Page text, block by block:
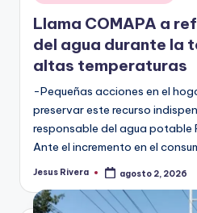
en
Llama COMAPA a
del agua durante la
altas temperaturas
-Pequeñas acciones en el
preservar este recurso
responsable del agua potable
Ante el incremento en el
Publicado
Jesus Rivera agosto 2, 2026